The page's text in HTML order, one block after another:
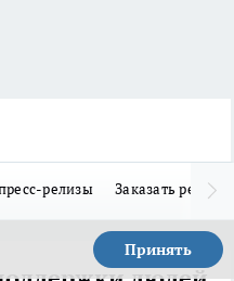
релизы Заказать
Принять